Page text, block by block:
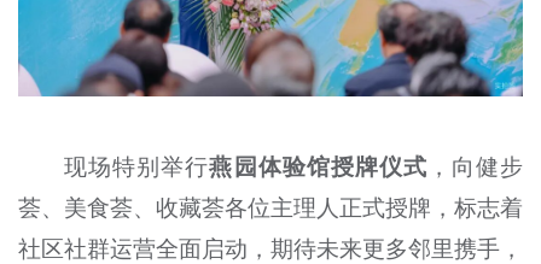
现场特别举行燕园体验馆授牌仪式 ，向健步
荟、美食荟、收藏荟各位主理人正式授牌，标志着
社区社群运营全面启动，期待未来更多邻里携手，